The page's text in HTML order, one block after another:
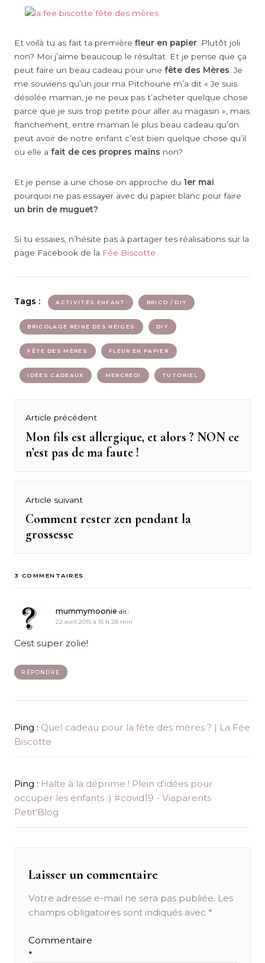
Et voilà tu as fait ta première fleur en papier . Plutôt joli
non? Moi j’aime beaucoup le résultat. Et je pense que ça
peut faire un beau cadeau pour une fête des Mères . Je
me souviens qu’un jour ma Pitchoune m’a dit « Je suis
désolée maman, je ne peux pas t’acheter quelque chose
parce que je suis trop petite pour aller au magasin », mais
franchement, entre maman le plus beau cadeau qu’on
peut avoir de notre enfant c’est bien quelque chose qu’il
ou elle a fait de ces propres mains non?
Et je pense a une chose on approche du 1er mai
pourquoi ne pas essayer avec du papier blanc pour faire
un brin de muguet?
Si tu essaies, n’hésite pas à partager tes réalisations sur la
page Facebook de la Fée Biscotte
Tags : ACTIVITÉS ENFANT BRICO / DIY
BRICOLAGE REINE DES NEIGES DIY
FÊTE DES MÈRES FLEUR EN PAPIER
IDÉES CADEAUX MERCREDI TUTORIEL
Navigation
de
l’article
Article précédent
Previous
post:
Mon fils est allergique, et alors ? NON ce
n’est pas de ma faute !
Article suivant
Next
post:
Comment rester zen pendant la
grossesse
3 COMMENTAIRES
mummymoonie dit :
22 avril 2015 à 15 h 28 min
Cest super zolie!
RÉPONDRE
Ping : Quel cadeau pour la fête des mères ? | La Fée
Biscotte
Ping : Halte à la déprime ! Plein d'idées pour
occuper les enfants :) #covid19 - Viaparents
Petit'Blog
Laisser un commentaire
Votre adresse e-mail ne sera pas publiée. Les
champs obligatoires sont indiqués avec *
Commentaire
*